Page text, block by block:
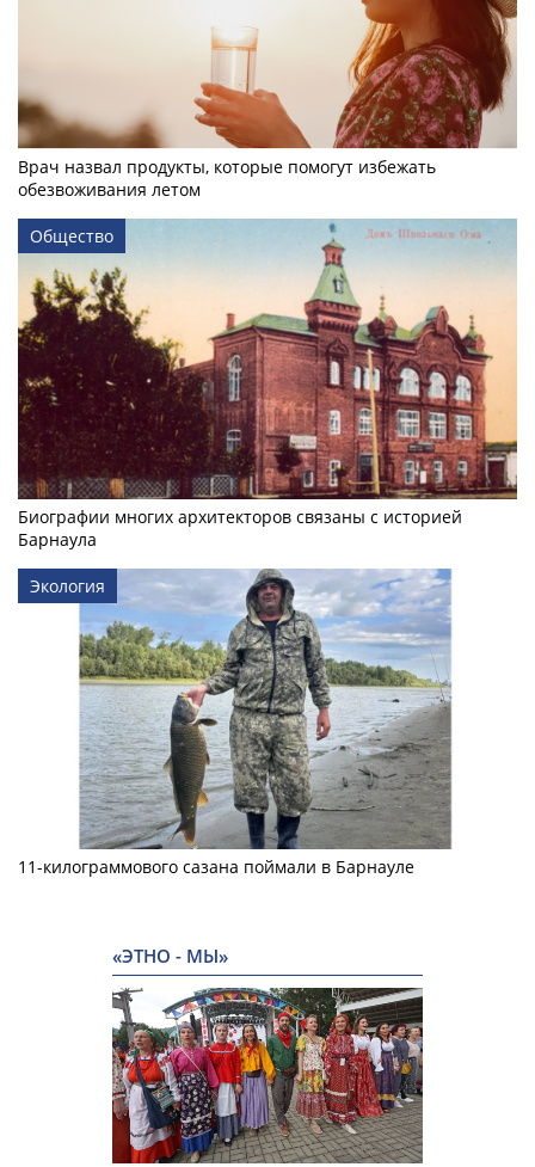
Врач назвал продукты, которые помогут избежать
обезвоживания летом
Общество
Биографии многих архитекторов связаны с историей
Барнаула
Экология
11-килограммового сазана поймали в Барнауле
«ЭТНО - МЫ»